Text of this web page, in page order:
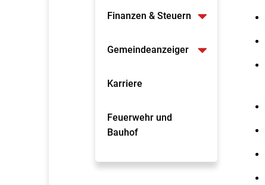
Finanzen & Steuern
Gemeindeanzeiger
Karriere
Feuerwehr und
Bauhof